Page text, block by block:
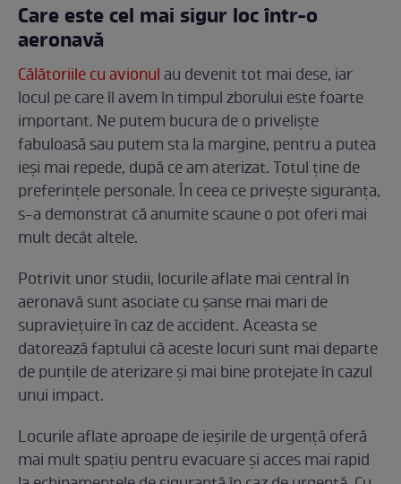
Care este cel mai sigur loc într-o
aeronavă
Călătoriile cu avionulau devenit tot mai dese, iar
locul pe care îl avem în timpul zborului este foarte
important. Ne putem bucura de o priveliște
fabuloasă sau putem sta la margine, pentru a putea
ieși mai repede, după ce am aterizat. Totul ține de
preferințele personale. În ceea ce privește siguranța,
s-a demonstrat că anumite scaune o pot oferi mai
mult decât altele.
Potrivit unor studii, locurile aflate mai central în
aeronavă sunt asociate cu șanse mai mari de
supraviețuire în caz de accident. Aceasta se
datorează faptului că aceste locuri sunt mai departe
de punțile de aterizare și mai bine protejate în cazul
unui impact.
Locurile aflate aproape de ieșirile de urgență oferă
mai mult spațiu pentru evacuare și acces mai rapid